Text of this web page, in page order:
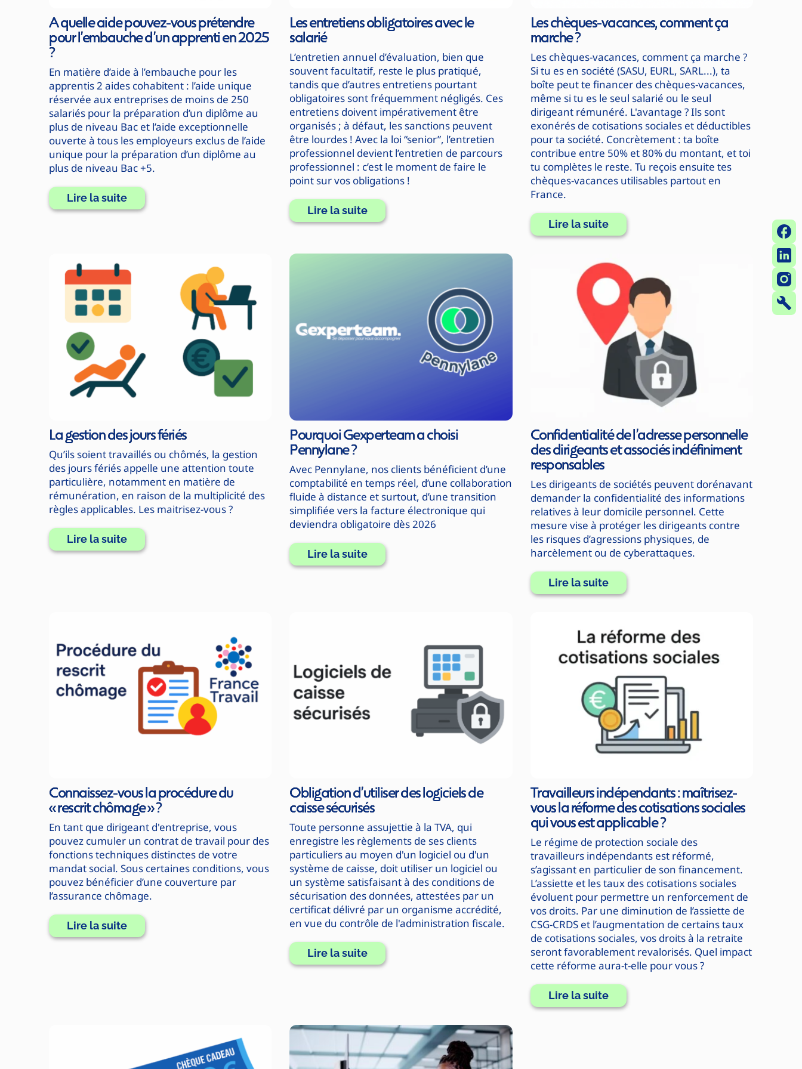
A quelle aide pouvez-vous prétendre
pour l’embauche d’un apprenti en 2025
?
En matière d’aide à l’embauche pour les
apprentis 2 aides cohabitent : l’aide unique
réservée aux entreprises de moins de 250
salariés pour la préparation d’un diplôme au
plus de niveau Bac et l’aide exceptionnelle
ouverte à tous les employeurs exclus de l’aide
unique pour la préparation d’un diplôme au
plus de niveau Bac +5.
Lire la suite
Les entretiens obligatoires avec le
salarié
L’entretien annuel d’évaluation, bien que
souvent facultatif, reste le plus pratiqué,
tandis que d’autres entretiens pourtant
obligatoires sont fréquemment négligés. Ces
entretiens doivent impérativement être
organisés ; à défaut, les sanctions peuvent
être lourdes ! Avec la loi “senior”, l’entretien
professionnel devient l’entretien de parcours
professionnel : c’est le moment de faire le
point sur vos obligations !
Lire la suite
Les chèques-vacances, comment ça
marche ?
Les chèques-vacances, comment ça marche ?
Si tu es en société (SASU, EURL, SARL...), ta
boîte peut te financer des chèques-vacances,
même si tu es le seul salarié ou le seul
dirigeant rémunéré. L'avantage ? Ils sont
exonérés de cotisations sociales et déductibles
pour ta société. Concrètement : ta boîte
contribue entre 50% et 80% du montant, et toi
tu complètes le reste. Tu reçois ensuite tes
chèques-vacances utilisables partout en
France.
Lire la suite
La gestion des jours fériés
Qu’ils soient travaillés ou chômés, la gestion
des jours fériés appelle une attention toute
particulière, notamment en matière de
rémunération, en raison de la multiplicité des
règles applicables. Les maitrisez-vous ?
Lire la suite
Pourquoi Gexperteam a choisi
Pennylane ?
Avec Pennylane, nos clients bénéficient d’une
comptabilité en temps réel, d’une collaboration
fluide à distance et surtout, d’une transition
simplifiée vers la facture électronique qui
deviendra obligatoire dès 2026
Lire la suite
Confidentialité de l’adresse personnelle
des dirigeants et associés indéfiniment
responsables
Les dirigeants de sociétés peuvent dorénavant
demander la confidentialité des informations
relatives à leur domicile personnel. Cette
mesure vise à protéger les dirigeants contre
les risques d’agressions physiques, de
harcèlement ou de cyberattaques.
Lire la suite
Connaissez-vous la procédure du
« rescrit chômage » ?
En tant que dirigeant d'entreprise, vous
pouvez cumuler un contrat de travail pour des
fonctions techniques distinctes de votre
mandat social. Sous certaines conditions, vous
pouvez bénéficier d’une couverture par
l’assurance chômage.
Lire la suite
Obligation d’utiliser des logiciels de
caisse sécurisés
Toute personne assujettie à la TVA, qui
enregistre les règlements de ses clients
particuliers au moyen d'un logiciel ou d'un
système de caisse, doit utiliser un logiciel ou
un système satisfaisant à des conditions de
sécurisation des données, attestées par un
certificat délivré par un organisme accrédité,
en vue du contrôle de l'administration fiscale.
Lire la suite
Travailleurs indépendants : maîtrisez-
vous la réforme des cotisations sociales
qui vous est applicable ?
Le régime de protection sociale des
travailleurs indépendants est réformé,
s’agissant en particulier de son financement.
L’assiette et les taux des cotisations sociales
évoluent pour permettre un renforcement de
vos droits. Par une diminution de l’assiette de
CSG-CRDS et l’augmentation de certains taux
de cotisations sociales, vos droits à la retraite
seront favorablement revalorisés. Quel impact
cette réforme aura-t-elle pour vous ?
Lire la suite